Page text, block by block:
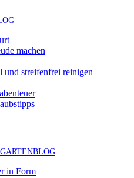
machen
und streifenfrei reinigen
in Form